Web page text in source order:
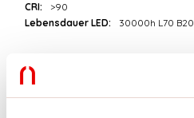
CRI:
>90
Lebensdauer LED:
30000h L70 B20
Download